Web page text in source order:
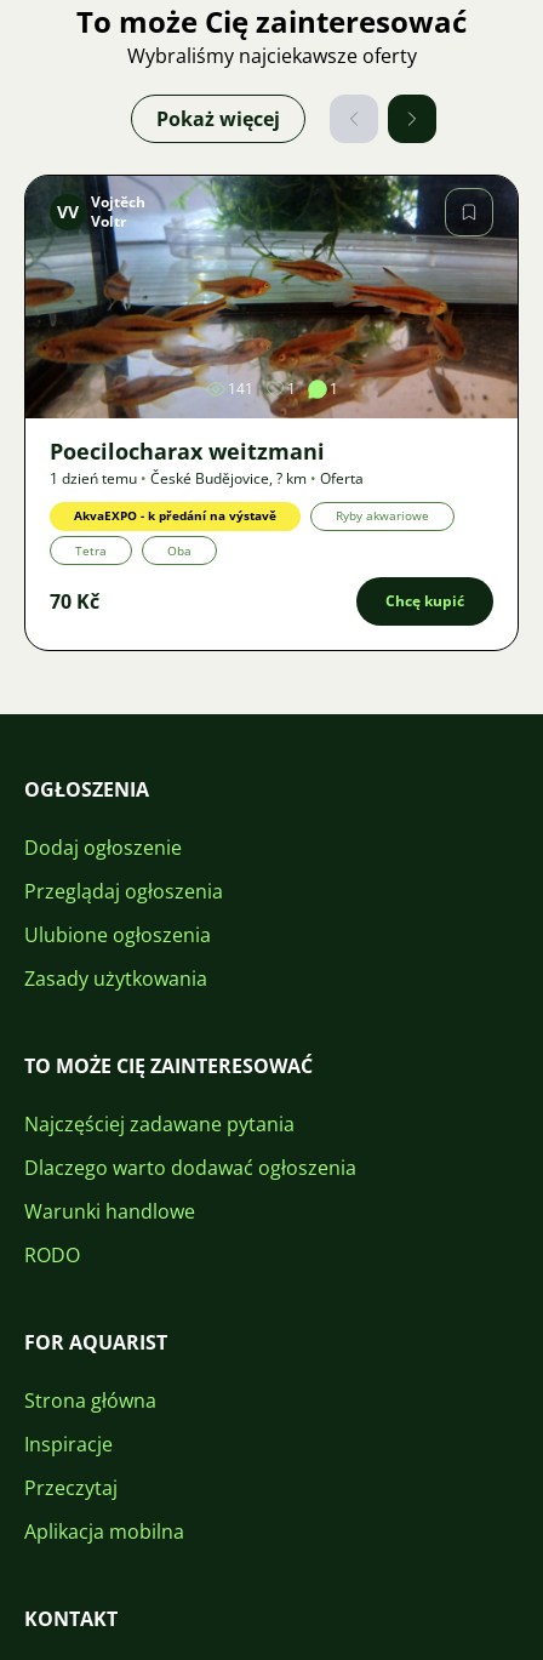
To może Cię zainteresować
Wybraliśmy najciekawsze oferty
Pokaż więcej
Zdjęcie
VV Vojtěch
Voltr
141 1 1
Poecilocharax weitzmani
1 dzień temu • České Budějovice,? km • Oferta
AkvaEXPO - k předání na výstavě Ryby akwariowe
Tetra Oba
70 Kč Chcę kupić
OGŁOSZENIA
Dodaj ogłoszenie
Przeglądaj ogłoszenia
Ulubione ogłoszenia
Zasady użytkowania
TO MOŻE CIĘ ZAINTERESOWAĆ
Najczęściej zadawane pytania
Dlaczego warto dodawać ogłoszenia
Warunki handlowe
RODO
FOR AQUARIST
Strona główna
Inspiracje
Przeczytaj
Aplikacja mobilna
KONTAKT